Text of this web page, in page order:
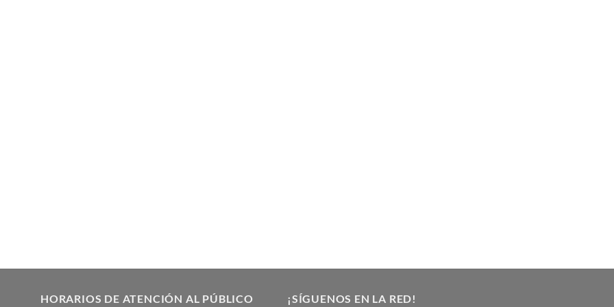
HORARIOS DE ATENCIÓN AL PÚBLICO ¡SÍGUENOS EN LA RED!